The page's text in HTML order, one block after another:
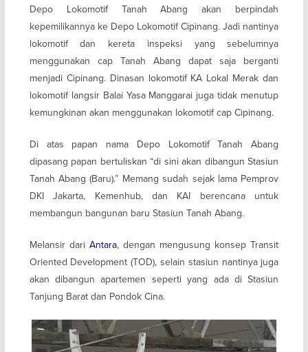
Depo Lokomotif Tanah Abang akan berpindah
kepemilikannya ke Depo Lokomotif Cipinang. Jadi nantinya
lokomotif dan kereta inspeksi yang sebelumnya
menggunakan cap Tanah Abang dapat saja berganti
menjadi Cipinang. Dinasan lokomotif KA Lokal Merak dan
lokomotif langsir Balai Yasa Manggarai juga tidak menutup
kemungkinan akan menggunakan lokomotif cap Cipinang.
Di atas papan nama Depo Lokomotif Tanah Abang
dipasang papan bertuliskan “di sini akan dibangun Stasiun
Tanah Abang (Baru).” Memang sudah sejak lama Pemprov
DKI Jakarta, Kemenhub, dan KAI berencana untuk
membangun bangunan baru Stasiun Tanah Abang.
Melansir dari Antara, dengan mengusung konsep Transit
Oriented Development (TOD), selain stasiun nantinya juga
akan dibangun apartemen seperti yang ada di Stasiun
Tanjung Barat dan Pondok Cina.